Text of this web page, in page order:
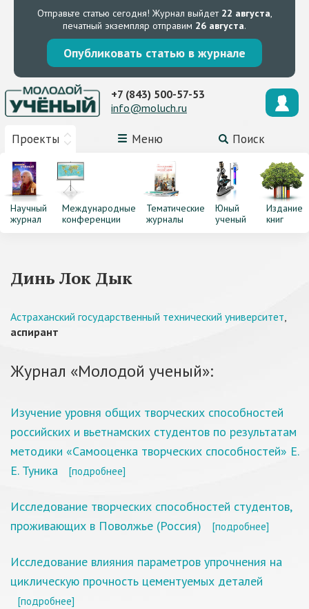
Отправьте статью сегодня! Журнал выйдет 22 августа,
печатный экземпляр отправим 26 августа.
Опубликовать статью в журнале
Проекты Меню Поиск
+7 (843) 500-57-53
info@moluch.ru
Научный
журнал
Международные
конференции
Тематические
журналы
Юный
ученый
Издание
книг
Динь Лок Дык
Астраханский государственный технический университет,
аспирант
Журнал «Молодой ученый»:
Изучение уровня общих творческих способностей
российских и вьетнамских студентов по результатам
методики «Самооценка творческих способностей» Е.
Е. Туникa
[подробнее]
Исследование творческих способностей студентов,
проживающих в Поволжье (Россия)
[подробнее]
Исследование влияния параметров упрочнения на
циклическую прочность цементуемых деталей
[подробнее]